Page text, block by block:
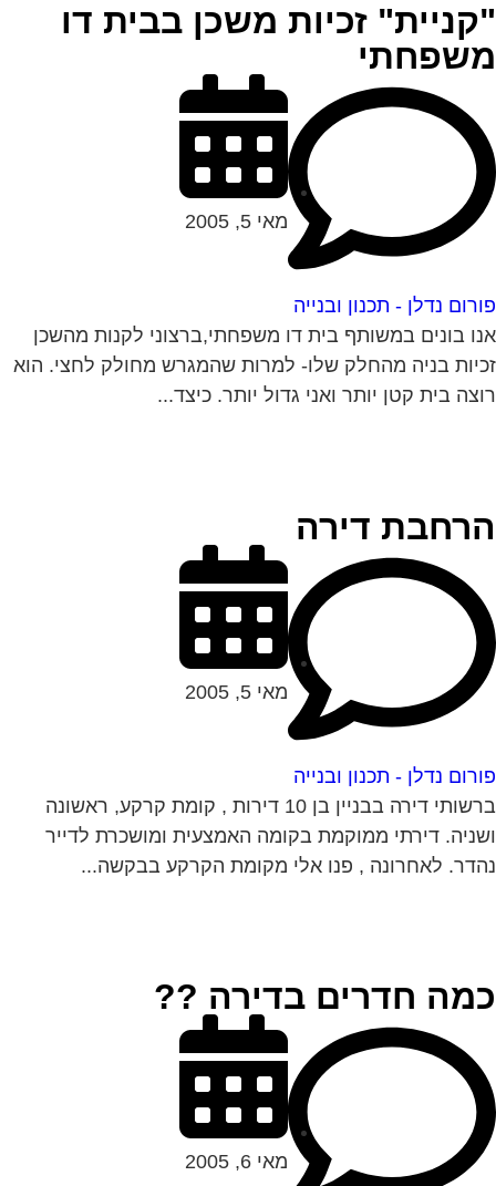
זכיות משכן בבית דו
נדלן - תכנון ובנייה
מאי 5, 2005
בונים במשותף בית דו משפחתי,ברצוני לקנות מהשכן
בניה מהחלק שלו- למרות שהמגרש מחולק לחצי. הוא
בית קטן יותר ואני גדול יותר. כיצד...
דירה
נדלן - תכנון ובנייה
מאי 5, 2005
ברשותי דירה בבניין בן 10 דירות , קומת קרקע, ראשונה
דירתי ממוקמת בקומה האמצעית ומושכרת לדייר
לאחרונה , פנו אלי מקומת הקרקע בבקשה...
חדרים בדירה ??
מאי 6, 2005